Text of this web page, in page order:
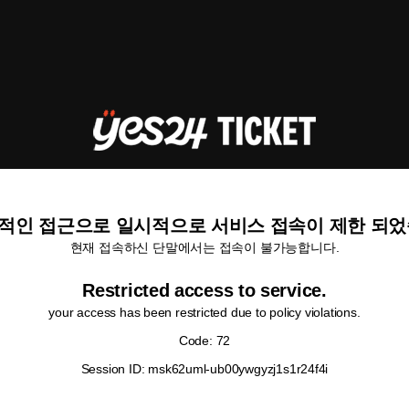
인 접근으로 일시적으로 서비스 접속이 제한 되
현재 접속하신 단말에서는 접속이 불가능합니다.
Restricted access to service.
your access has been restricted due to policy violations.
Code: 72
Session ID: msk62uml-ub00ywgyzj1s1r24f4i